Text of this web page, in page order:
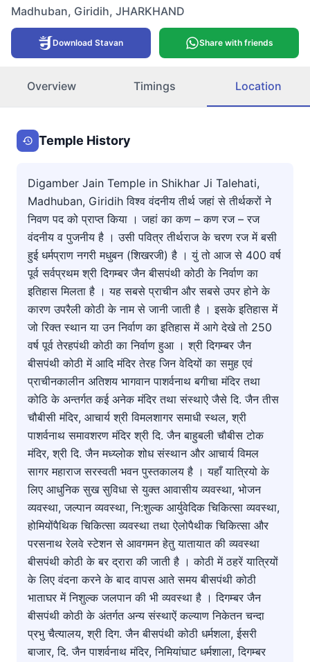
Madhuban, Giridih, JHARKHAND
Download Stavan Share with friends
Overview Timings Location
Temple History
Digamber Jain Temple in Shikhar Ji Talehati,
Madhuban, Giridih विश्व वंदनीय तीर्थ जहां से तीर्थकरों ने
निवण पद को प्राप्त किया । जहां का कण – कण रज – रज
वंदनीय व पुजनीय है । उसी पवित्र तीर्थराज के चरण रज में बसी
हुई धर्मप्राण नगरी मधुबन (शिखरजी) है । युं तो आज से 400 वर्ष
पूर्व सर्वप्रथम श्री दिगम्बर जैन बीसपंथी कोठी के निर्वाण का
इतिहास मिलता है । यह सबसे प्राचीन और सबसे उपर होने के
कारण उपरैली कोठी के नाम से जानी जाती है । इसके इतिहास में
जो रिक्त स्थान या उन निर्वाण का इतिहास में आगे देखे तो 250
वर्ष पूर्व तेरहपंथी कोठी का निर्वाण हुआ । श्री दिगम्बर जैन
बीसपंथी कोठी में आदि मंदिर तेरह जिन वेदियों का समुह एवं
प्राचीनकालीन अतिशय भागवान पाशर्वनाथ बगीचा मंदिर तथा
कोठि के अन्तर्गत कई अनेक मंदिर तथा संस्थाऐ जैसे दि. जैन तीस
चौबीसी मंदिर, आचार्य श्री विमलशागर समाधी स्थल, श्री
पाशर्वनाथ समावशरण मंदिर श्री दि. जैन बाहुबली चौबीस टोक
मंदिर, श्री दि. जैन मध्य्लोक शोध संस्थान और आचार्य विमल
सागर महाराज सरस्वती भवन पुस्तकालय है । यहाँ यात्रियो के
लिए आधुनिक सुख सुविधा से युक्त आवासीय व्यवस्था, भोजन
व्यवस्था, जल्पान व्यवस्था, नि:शुल्क आर्युवेदिक चिकित्सा व्यवस्था,
होमियोंपैथिक चिकित्सा व्यवस्था तथा ऐलोपैथीक चिकित्सा और
परसनाथ रेलवे स्टेशन से आवगमन हेतु यातायात की व्यवस्था
बीसपंथी कोठी के बर द्रारा की जाती है । कोठी में ठहरें यात्रियों
के लिए वंदना करने के बाद वापस आते समय बीसपंथी कोठी
भाताघर में निशुल्क जलपान की भी व्यवस्था है । दिगम्बर जैन
बीसपंथी कोठी के अंतर्गत अन्य संस्थाऐं कल्याण निकेतन चन्दा
प्रभु चैत्यालय, श्री दिग. जैन बीसपंथी कोठी धर्मशला, ईसरी
बाजार, दि. जैन पाशर्वनाथ मंदिर, निमियांघाट धर्मशाला, दिगम्बर